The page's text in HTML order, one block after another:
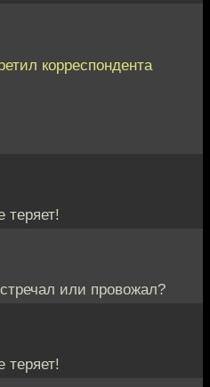
корреспондента
или провожал?